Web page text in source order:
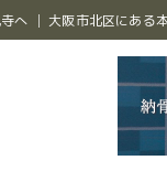
へ │ 大阪市北区にある